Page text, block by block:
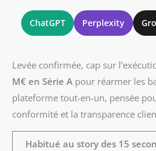
ChatGPT Perplexity
Levée confirmée, cap sur
M€ en Série A pour réarmer les
plateforme tout-en-un, pensée
conformité et la transparence
Habitué au story des 15